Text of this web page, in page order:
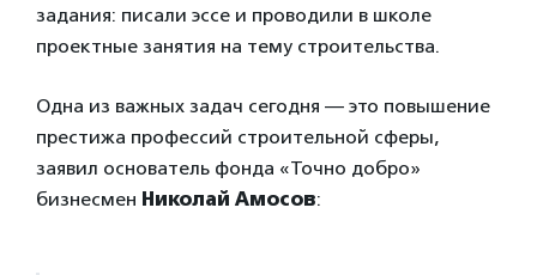
задания: писали эссе и проводили в школе
проектные занятия на тему строительства.
Одна из важных задач сегодня — это повышение
престижа профессий строительной сферы,
заявил основатель фонда «Точно добро»
бизнесмен Николай Амосов: